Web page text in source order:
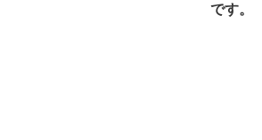
です。